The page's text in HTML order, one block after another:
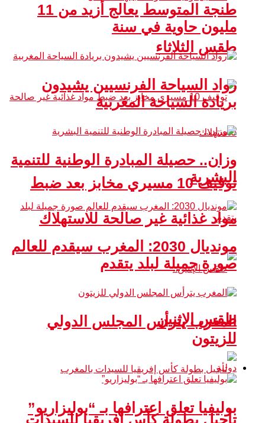
طقس الثلاثاء
توقيف 10 مسيري مخابز بعد ضبط
مواد غذائية غير صالحة للاستهلاك
طقس الإثنين
تأجيل بطولة كأس إفريقيا للسيدات
طنجة المتوسط يعالج أزيد من 11
مليون حاوية في سنة
رواد السياحة الفرنسيين يشيدون
بريادة السياحة المغربية
وزان.. حصيلة المبادرة الوطنية للتنمية
البشرية
مونديال 2030: المغرب سيقدم للعالم
صورة جميلة لبلد يتقدم
المغرب يترأس المجلس الدولي
للزيتون
دولية
بوليفيا تعلق اعترافها بـ “بوليزاريو”